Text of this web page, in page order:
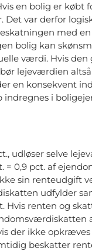
en bolig er købt
var derfor
med
bolig kan
værdi. Hvis
lejeværdien
en konsekvent
i
udløser selve
= 0,9 pct. af
sin renteudgift
udfylder
renten og
der ikke opkræves
beskatter